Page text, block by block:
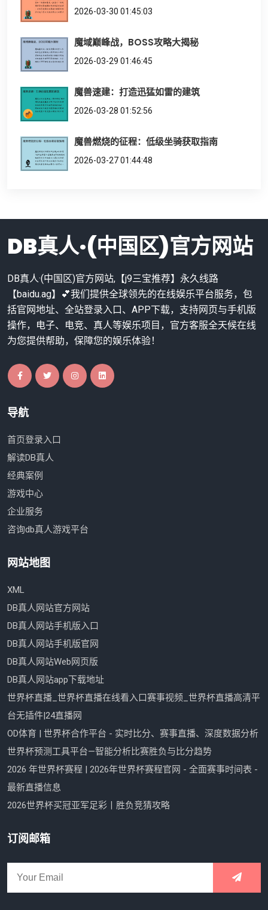
2026-03-30 01:45:03
魔域巅峰战，BOSS攻略大揭秘
2026-03-29 01:46:45
魔兽速建：打造迅猛如雷的建筑
2026-03-28 01:52:56
魔兽燃烧的征程：低级坐骑获取指南
2026-03-27 01:44:48
DB真人·(中国区)官方网站
DB真人·(中国区)官方网站,【j9三宝推荐】永久线路
【baidu.ag】💕我们提供全球领先的在线娱乐平台服务，包
括官网地址、全站登录入口、APP下载，支持网页与手机版
操作，电子、电竞、真人等娱乐项目，官方客服全天候在线
为您提供帮助，保障您的娱乐体验！
导航
首页登录入口
解读DB真人
经典案例
游戏中心
企业服务
咨询db真人游戏平台
网站地图
XML
DB真人网站官方网站
DB真人网站手机版入口
DB真人网站手机版官网
DB真人网站Web网页版
DB真人网站app下载地址
世界杯直播_世界杯直播在线看入口赛事视频_世界杯直播高清平
台无插件|24直播网
OD体育 | 世界杯合作平台 - 实时比分、赛事直播、深度数据分析
世界杯预测工具平台—智能分析比赛胜负与比分趋势
2026 年世界杯赛程 | 2026年世界杯赛程官网 - 全面赛事时间表 -
最新直播信息
2026世界杯买冠亚军足彩丨胜负竞猜攻略
订阅邮箱